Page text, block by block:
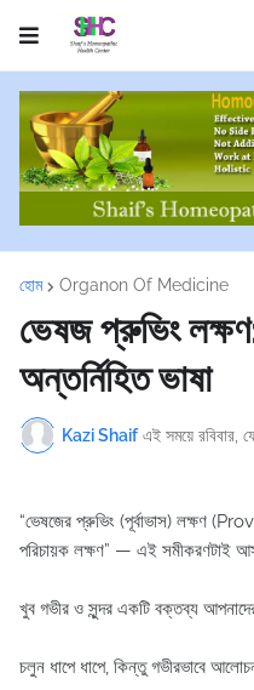
হোম Organon Of Medicine
ভেষজ প্রুভিং
অন্তর্নিহিত ভাষা
Kazi Shaif এই সময়ে রবিবার,
“ভেষজের প্রুভিং (পূর্বাভাস) লক্ষণ
পরিচায়ক লক্ষণ” — এই সমীকরণটাই
খুব গভীর ও সুন্দর একটি বক্তব্য
চলুন ধাপে ধাপে, কিন্তু গভীরভাবে